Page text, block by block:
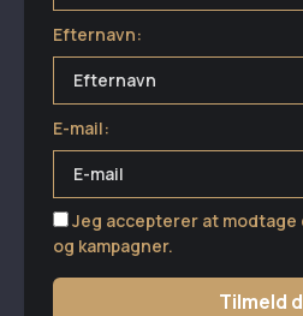
Efternavn:
E-mail:
Jeg accepterer at
og kampagner.
Tilmeld